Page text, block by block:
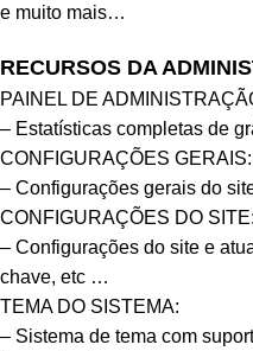
e muito mais…
RECURSOS DA
PAINEL DE
– Estatísticas completas de
CONFIGURAÇÕES GERAIS:
– Configurações gerais do
CONFIGURAÇÕES DO SITE:
– Configurações do site e
chave, etc …
TEMA DO SISTEMA:
– Sistema de tema com